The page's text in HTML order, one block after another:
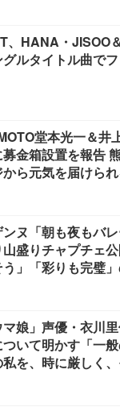
、HANA・JISOO
グルタイトル曲で
堂本光一＆井
金箱設置を報告
ら元気を届けられ
ンヌ「朝も夜もバ
盛りチャプチェ
う」「彩りも完璧
マ娘」声優・衣川
いて明かす「一
を、時に厳しく